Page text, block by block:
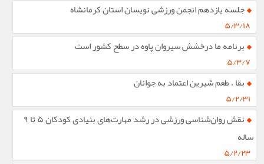
جلسه یازدهم انجمن ورزشی نویسان استان کرمانشاه
۵/۳/۱۸
برنامه ما درخشش سیروان پاوه در سطح کشور است
۵/۳/۷
بقا ، طعم شیرین اعتماد به جوانان
۵/۲/۳۱
نقش روان‌شناسی ورزشی در رشد مهارت‌های بنیادی کودکان ۵ تا ۹
ساله
۵/۲/۲۳